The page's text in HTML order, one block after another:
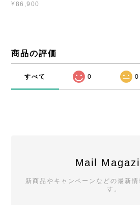
¥86,900
商品の評価
すべて 0 0
Mail
新商品やキャンペーンなどの最新情
す。